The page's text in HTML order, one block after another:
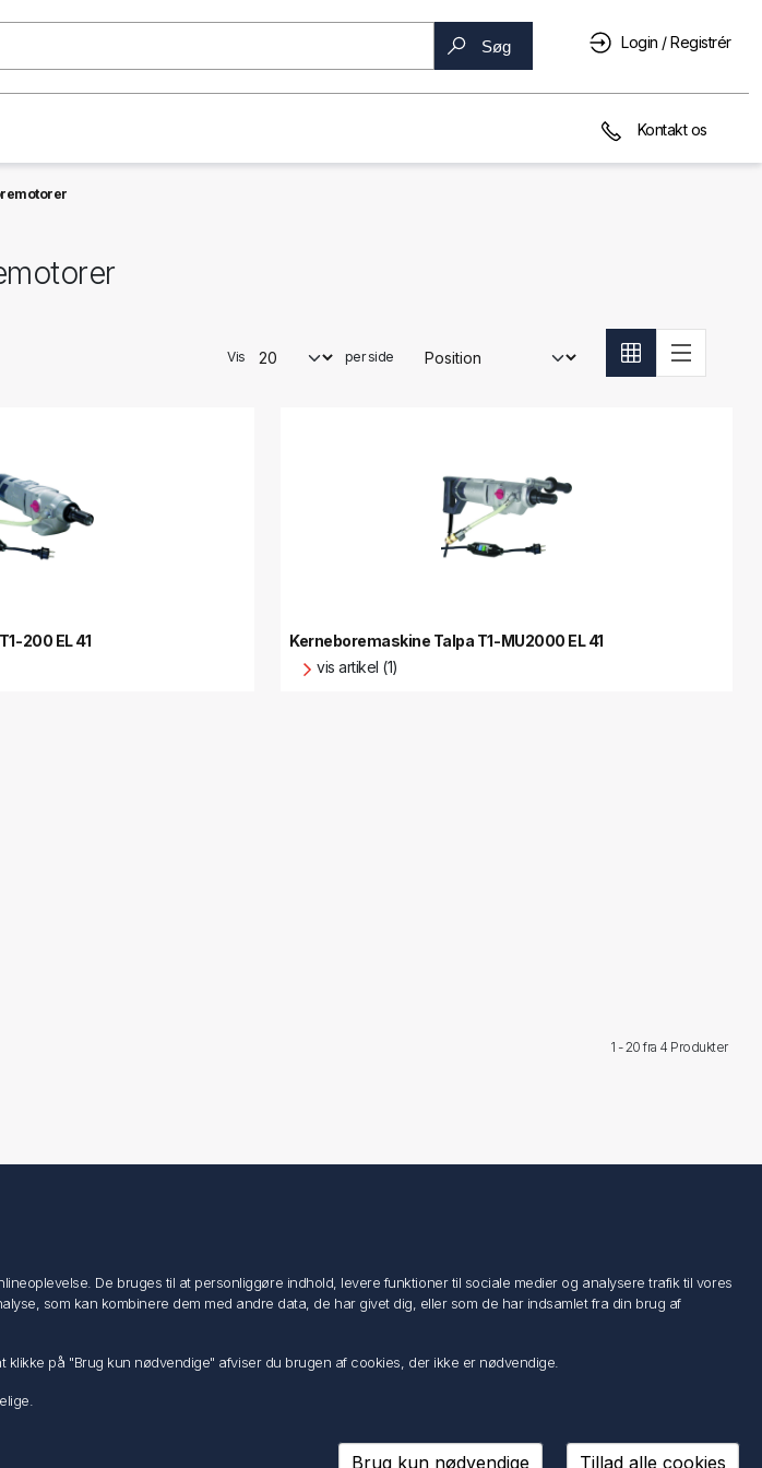
Søg Login / Registrér
Kontakt os
Vis per side
200 EL 41
Kerneboremaskine Talpa T1-MU2000 EL 41
vis artikel (1)
1 - 20 fra 4 Produkter
Ordrer
De bruges til at personliggøre indhold, levere funktioner til sociale medier og analysere trafik til vores
som kan kombinere dem med andre data, de har givet dig, eller som de har indsamlet fra din brug af
på "Brug kun nødvendige" afviser du brugen af cookies, der ikke er nødvendige.
Brug kun nødvendige Tillad alle cookies